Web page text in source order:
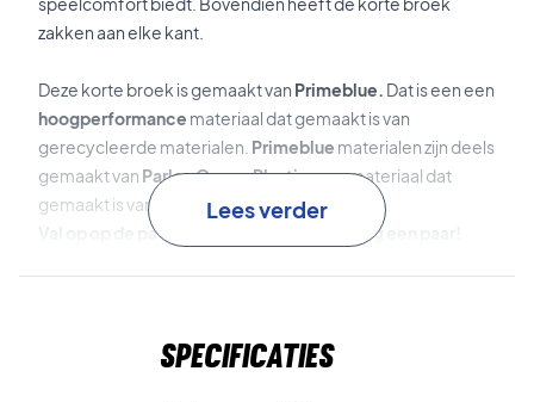
zakken aan elke kant.
Deze korte broek is gemaakt van Primeblue. Dat is een een
hoogperformance materiaal dat gemaakt is van
gerecycleerde materialen. Primeblue materialen zijn deels
gemaakt van Parley Ocean Plastic, een materiaal dat
gemaakt is van gerecycled plastic.
Val op op de padelbaan - koop vandaag nog een paar!
Lees verder
Specificaties